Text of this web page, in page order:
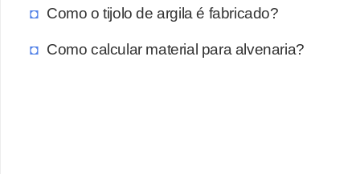
Como o tijolo de argila é fabricado?
Como calcular material para alvenaria?